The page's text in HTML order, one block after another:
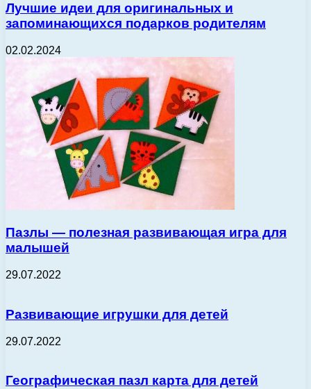
Лучшие идеи для оригинальных и
запоминающихся подарков родителям
02.02.2024
Пазлы — полезная развивающая игра для
малышей
29.07.2022
Развивающие игрушки для детей
29.07.2022
Географическая пазл карта для детей